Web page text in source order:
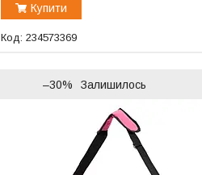
Купити
234573369
–30% Залишилось